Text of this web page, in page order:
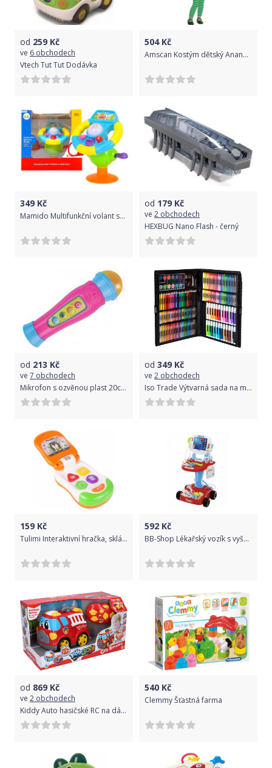
od 259 Kč
ve 6 obchodech
Vtech Tut Tut Dodávka
504Kč
Amscan Kostým dětský Ananas 3-5 let (vel. 98-104 cm)
349 Kč
Mamido Multifunkční volant se zvuky
od 179 Kč
ve 2 obchodech
HEXBUG Nano Flash - černý
od 213 Kč
ve 7 obchodech
Mikrofon s ozvěnou plast 20cm na baterie se světlem se zvukem 2 barvy v krabičce 13x20x6cm
od 349 Kč
ve 2 obchodech
Iso Trade Výtvarná sada na malování v kufříku | 168ks
159 Kč
Tulimi Interaktivní hračka, sklápěcí telefón smartfon, oranžovo/zelený
592 Kč
BB-Shop Lékařský vozík s vyšetřením EKG, Modrá / červená barva
od 869 Kč
ve 2 obchodech
Kiddy Auto hasičské RC na dálkové ovládání s efekty 19 cm
540 Kč
Clemmy Šťastná farma